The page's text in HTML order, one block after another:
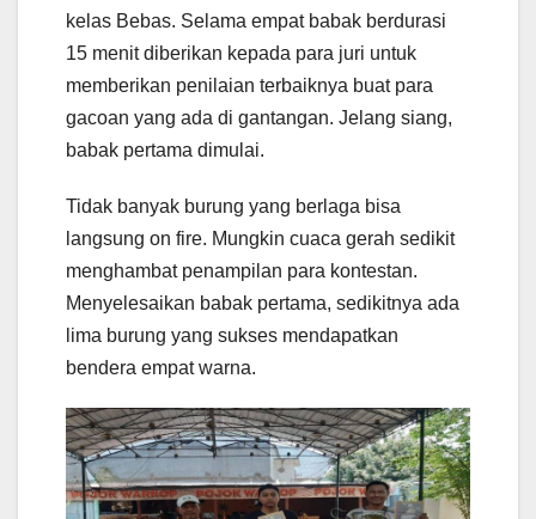
kelas Bebas. Selama empat babak berdurasi
15 menit diberikan kepada para juri untuk
memberikan penilaian terbaiknya buat para
gacoan yang ada di gantangan. Jelang siang,
babak pertama dimulai.
Tidak banyak burung yang berlaga bisa
langsung on fire. Mungkin cuaca gerah sedikit
menghambat penampilan para kontestan.
Menyelesaikan babak pertama, sedikitnya ada
lima burung yang sukses mendapatkan
bendera empat warna.